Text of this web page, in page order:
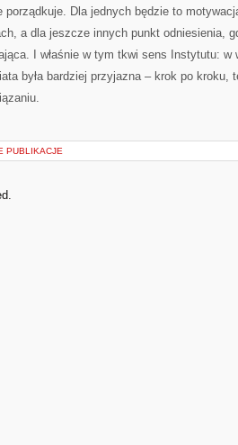
porządkuje. Dla jednych będzie to
a dla jeszcze innych punkt odniesienia,
I właśnie w tym tkwi sens Instytutu: w
była bardziej przyjazna – krok po kroku,
PUBLIKACJE